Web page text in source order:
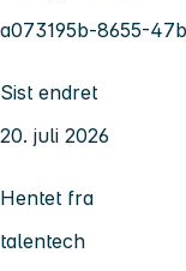
a073195b-8655-
Sist endret
20. juli 2026
Hentet fra
talentech